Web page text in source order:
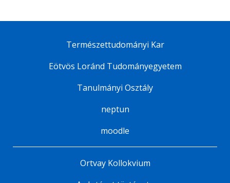
Természettudományi Kar
Eötvös Loránd Tudományegyetem
Tanulmányi Osztály
neptun
moodle
Ortvay Kollokvium